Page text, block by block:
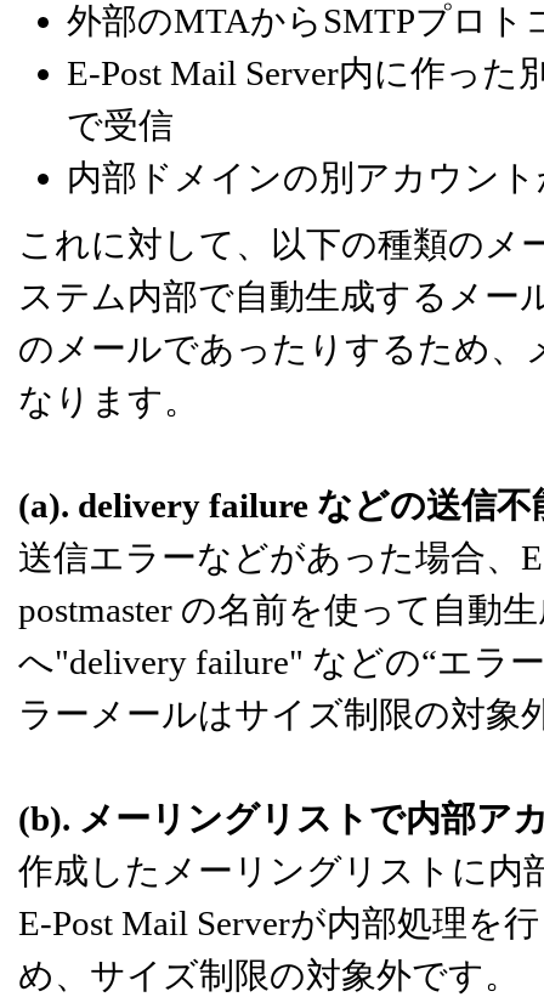
外部のMTAからSMTPプロト
E-Post Mail Server内に作っ
で受信
内部ドメインの別アカウン
これに対して、以下の種類のメ
ステム内部で自動生成するメー
のメールであったりするため、
なります。
(a). delivery failure などの送信
送信エラーなどがあった場合、
postmaster の名前を使って自動
へ"delivery failure" などの“エラ
ラーメールはサイズ制限の対象
(b). メーリングリストで内部ア
作成したメーリングリストに内
E-Post Mail Serverが内部処理を
め、サイズ制限の対象外です。